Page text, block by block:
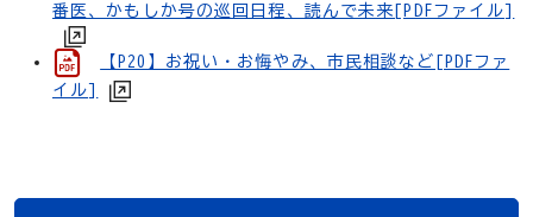
番医、かもしか号の巡回日程、読んで未来[PDFファイル]
【P20】お祝い・お悔やみ、市民相談など[PDFファ
イル]